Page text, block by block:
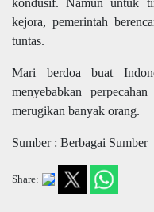
kondusif. Namun untuk
kejora, pemerintah
tuntas.
Mari berdoa buat
menyebabkan
merugikan banyak orang.
Sumber : Berbagai Sumber
Share: